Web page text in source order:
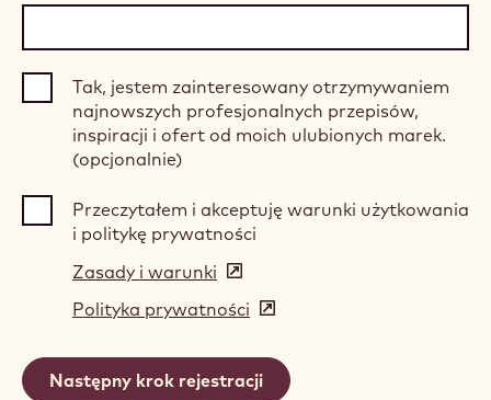
Tak, jestem zainteresowany otrzymywaniem
najnowszych profesjonalnych przepisów,
inspiracji i ofert od moich ulubionych marek.
(opcjonalnie)
Przeczytałem i akceptuję warunki użytkowania
i politykę prywatności
Zasady i warunki (opens
a
window)
Polityka prywatności (opens
a
new